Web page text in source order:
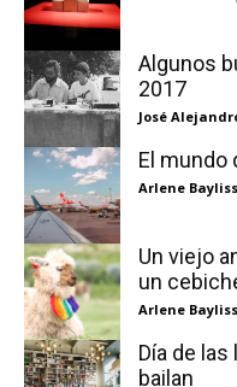
Algunos
2017
José
El mundo
Arlene Bayliss
Un viejo
un
Arlene Bayliss
Día de
bailan